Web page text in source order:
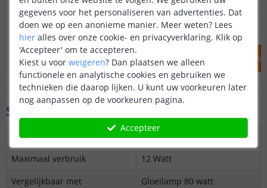
OP VOORRAAD 20,85 19,95
IN WINKELWAGEN
OP VOORRAAD
IN
Specificaties
Protocol
Wifi (2,4 GHz)
Maximaal verbruik
12 Watt
Vergelijkbaar met
Gloeilamp 80 watt
gegevens voor het personaliseren van advertenties. Dat
doen we op een anonieme manier. Meer weten? Lees
hier alles over onze cookie- en privacyverklaring. Klik op
'Accepteer' om te accepteren.
Kiest u voor weigeren? Dan plaatsen we alleen
functionele en analytische cookies en gebruiken we
technieken die daarop lijken. U kunt uw voorkeuren later
nog aanpassen op de voorkeuren pagina.
Accepteer